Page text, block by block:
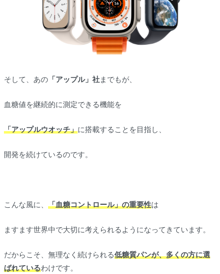
そして、あの「アップル」社までもが、
血糖値を継続的に測定できる機能を
「アップルウオッチ」に搭載することを目指し、
開発を続けているのです。⁡
こんな風に、 「血糖コントロール」の重要性は
ますます世界中で大切に考えられるようになってきています。
だからこそ、無理なく続けられる低糖質パンが、多くの方に選
ばれているわけです。